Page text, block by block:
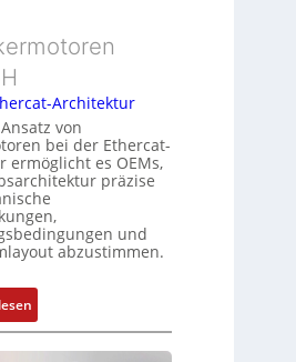
g
u
u
n
d
Z
u
s
t
d
y
s
o
r
g
t
f
ü
m
e
h
Architektur
von
bei der Ethercat-
ermöglicht es OEMs,
präzise
und
abzustimmen.
:
F
l